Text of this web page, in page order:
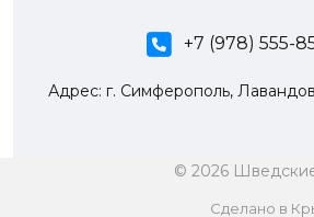
+7 (978) 555-
Адрес: г. Симферополь,
© 2026
Сделано в